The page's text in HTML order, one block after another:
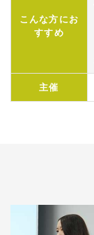
こんな方にお
すすめ
主催